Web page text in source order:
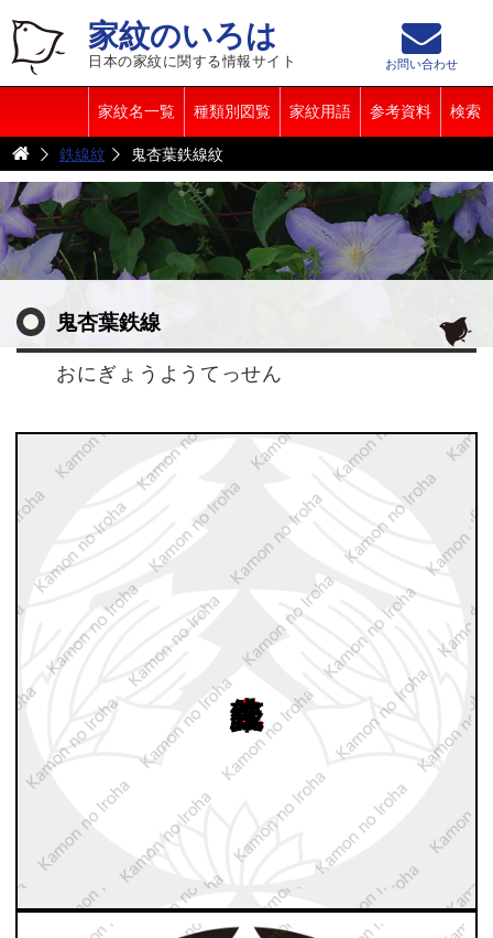
家紋のいろは
日本の家紋に関する情報サイト
家紋名一覧 種類別図覧 家紋用語 参考資料 検索
お問い合わせ
鉄線紋 鬼杏葉鉄線紋
鬼杏葉鉄線
おにぎょうようてっせん